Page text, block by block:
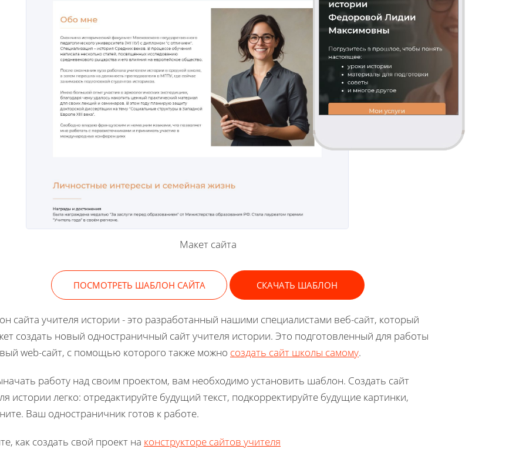
Макет сайта
ПОСМОТРЕТЬ ШАБЛОН САЙТА СКАЧАТЬ ШАБЛОН
сайта учителя истории - это разработанный нашими специалистами веб-сайт, который
создать новый одностраничный сайт учителя истории. Это подготовленный для работы
web-сайт, с помощью которого также можно создать сайт школы самому.
работу над своим проектом, вам необходимо установить шаблон. Создать сайт
истории легко: отредактируйте будущий текст, подкорректируйте будущие картинки,
Ваш одностраничник готов к работе.
как создать свой проект на конструкторе сайтов учителя